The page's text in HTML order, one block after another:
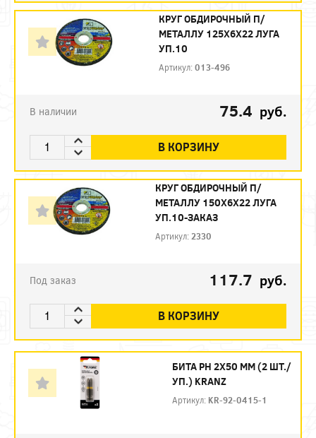
КРУГ ОБДИРОЧНЫЙ П/
МЕТАЛЛУ 125Х6Х22 ЛУГА
УП.10
Артикул:013-496
В наличии 75.4 руб.
В КОРЗИНУ
КРУГ ОБДИРОЧНЫЙ П/
МЕТАЛЛУ 150Х6Х22 ЛУГА
УП.10-ЗАКАЗ
Артикул: 2330
Под заказ 117.7 руб.
В КОРЗИНУ
БИТА PH 2Х50 ММ (2 ШТ./
УП.) KRANZ
Артикул: KR-92-0415-1